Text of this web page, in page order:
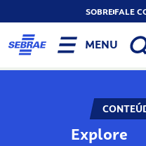
SOBREFALE
MENU
Explore